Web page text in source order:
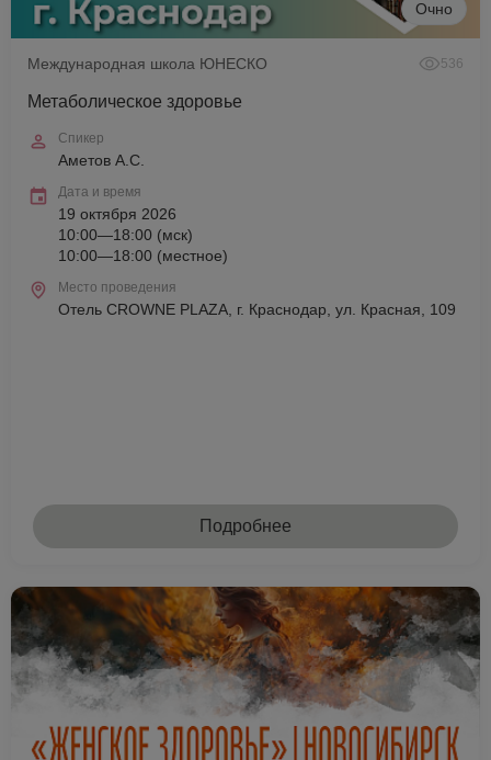
Очно
Международная школа ЮНЕСКО 536
Метаболическое здоровье
Спикер
Аметов А.С.
Дата и время
19 октября 2026
10:00—18:00 (мск)
10:00—18:00 (местное)
Место проведения
Отель CROWNE PLAZA, г. Краснодар, ул. Красная, 109
Подробнее